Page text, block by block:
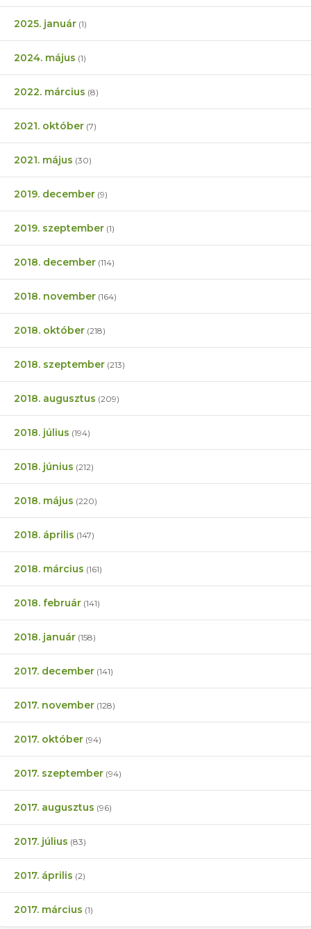
2025. január (1)
2024. május (1)
2022. március (8)
2021. október (7)
2021. május (30)
2019. december (9)
2019. szeptember (1)
2018. december (114)
2018. november (164)
2018. október (218)
2018. szeptember (213)
2018. augusztus (209)
2018. július (194)
2018. június (212)
2018. május (220)
2018. április (147)
2018. március (161)
2018. február (141)
2018. január (158)
2017. december (141)
2017. november (128)
2017. október (94)
2017. szeptember (94)
2017. augusztus (96)
2017. július (83)
2017. április (2)
2017. március (1)